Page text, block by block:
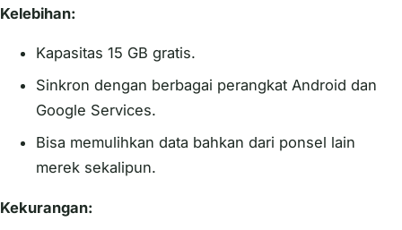
Kelebihan:
Kapasitas 15 GB gratis.
Sinkron dengan berbagai perangkat Android dan
Google Services.
Bisa memulihkan data bahkan dari ponsel lain
merek sekalipun.
Kekurangan: